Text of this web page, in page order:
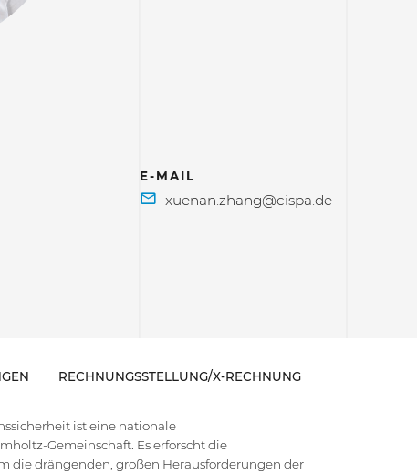
E-MAIL
RECHNUNGSSTELLUNG/X-RECHNUNG
ist eine nationale
Gemeinschaft. Es erforscht die
die drängenden, großen Herausforderungen der